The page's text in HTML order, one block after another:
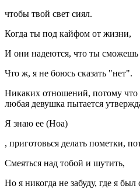
чтобы твой свет сиял.
Когда ты под кайфом от жизни,
И они надеются, что ты сможешь
Что ж, я не боюсь сказать "нет".
Никаких отношений, потому что
любая девушка пытается
Я знаю ее (Ноа)
, приготовься делать пометки,
Смеяться над тобой и шутить,
Но я никогда не забуду, где я был